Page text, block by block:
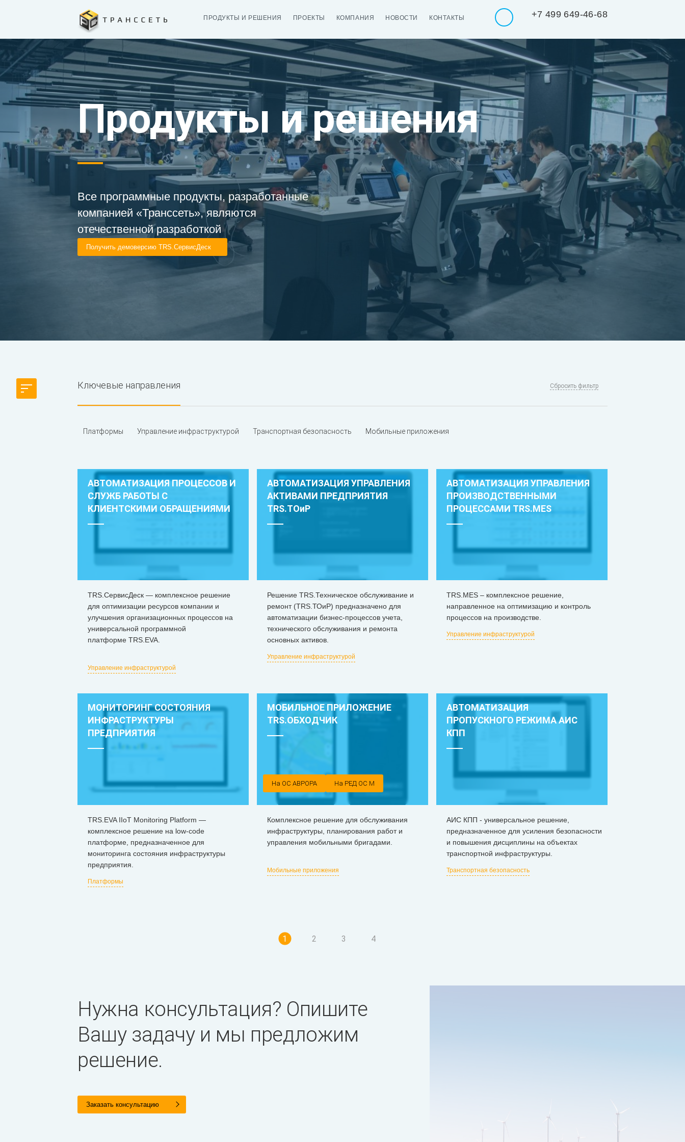
ПРОДУКТЫ И РЕШЕНИЯ ПРОЕКТЫ КОМПАНИЯ НОВОСТИ КОНТАКТЫ +7 499 649-46-68
Продукты и решения
Все программные продукты, разработанные
компанией «Транссеть», являются
отечественной разработкой
Получить демоверсию TRS.СервисДеск
Ключевые направления Сбросить фильтр
Платформы Управление инфраструктурой Транспортная безопасность Мобильные приложения
АВТОМАТИЗАЦИЯ ПРОЦЕССОВ И
СЛУЖБ РАБОТЫ С
КЛИЕНТСКИМИ ОБРАЩЕНИЯМИ
TRS.СервисДеск — комплексное решение
для оптимизации ресурсов компании и
улучшения организационных процессов на
универсальной программной
платформе ТRS.EVA.
Управление инфраструктурой
АВТОМАТИЗАЦИЯ УПРАВЛЕНИЯ
АКТИВАМИ ПРЕДПРИЯТИЯ
TRS.ТОиР
Решение TRS.Техническое обслуживание и
ремонт (TRS.ТОиР) предназначено для
автоматизации бизнес-процессов учета,
технического обслуживания и ремонта
основных активов.
Управление инфраструктурой
АВТОМАТИЗАЦИЯ УПРАВЛЕНИЯ
ПРОИЗВОДСТВЕННЫМИ
ПРОЦЕССАМИ TRS.MES
TRS.MES – комплексное решение,
направленное на оптимизацию и контроль
процессов на производстве.
Управление инфраструктурой
МОНИТОРИНГ СОСТОЯНИЯ
ИНФРАСТРУКТУРЫ
ПРЕДПРИЯТИЯ
TRS.EVA IIoT Monitoring Platform —
комплексное решение на low-code
платформе, предназначенное для
мониторинга состояния инфраструктуры
предприятия.
Платформы
На ОС АВРОРА На РЕД ОС М
МОБИЛЬНОЕ ПРИЛОЖЕНИЕ
TRS.ОБХОДЧИК
Комплексное решение для обслуживания
инфраструктуры, планирования работ и
управления мобильными бригадами.
Мобильные приложения
АВТОМАТИЗАЦИЯ
ПРОПУСКНОГО РЕЖИМА АИС
КПП
АИС КПП - универсальное решение,
предназначенное для усиления безопасности
и повышения дисциплины на объектах
транспортной инфраструктуры.
Транспортная безопасность
1 2 3 4
Нужна консультация? Опишите
Вашу задачу и мы предложим
решение.
Заказать консультацию